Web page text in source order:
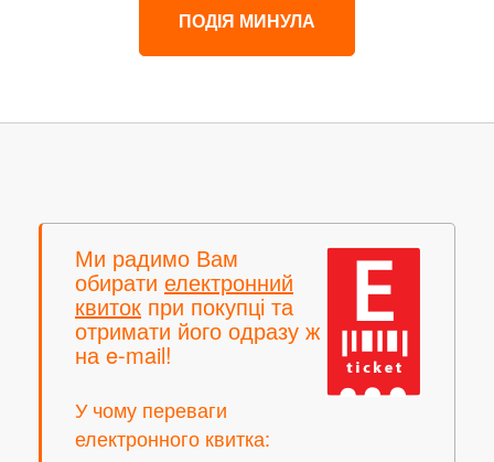
ПОДІЯ МИНУЛА
Ми радимо Вам
обирати електронний
квиток при покупці та
отримати його одразу ж
на e-mail!
У чому переваги
електронного квитка: